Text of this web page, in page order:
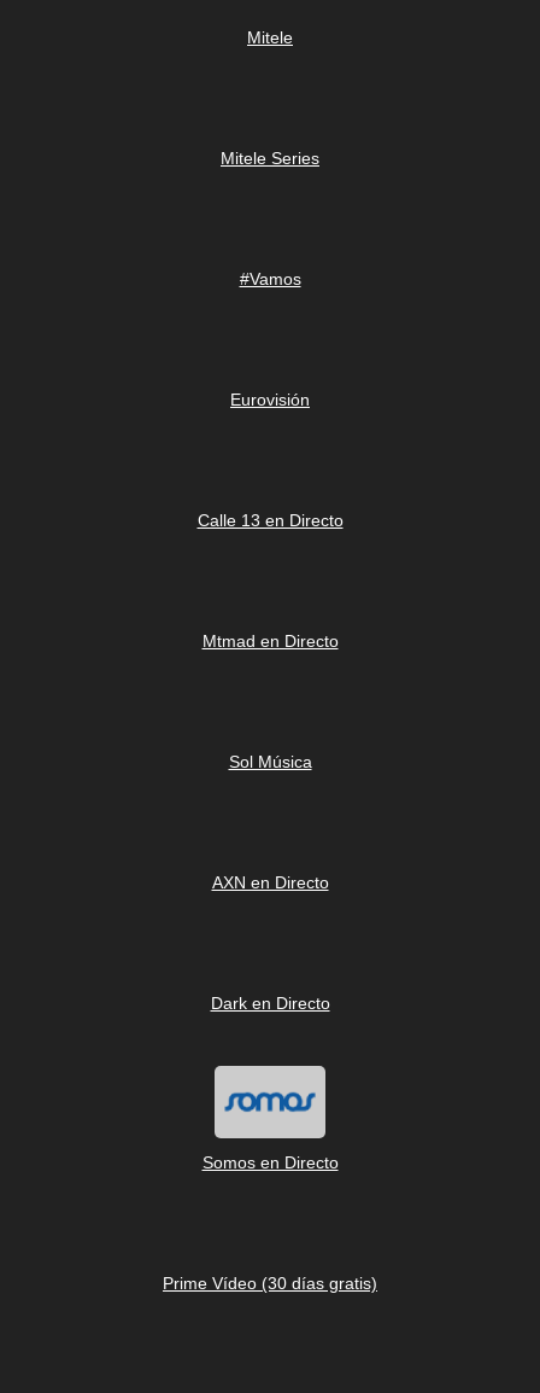
Mitele
Mitele Series
#Vamos
Eurovisión
Calle 13 en Directo
Mtmad en Directo
Sol Música
AXN en Directo
Dark en Directo
Somos en Directo
Prime Vídeo (30 días gratis)